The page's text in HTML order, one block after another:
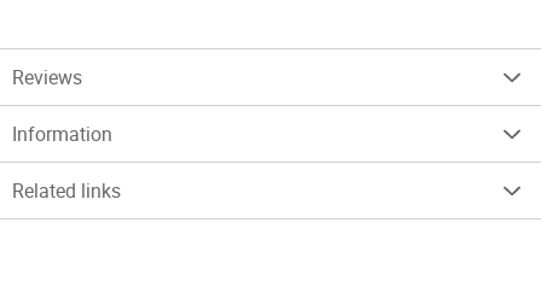
Reviews
Information
Related links